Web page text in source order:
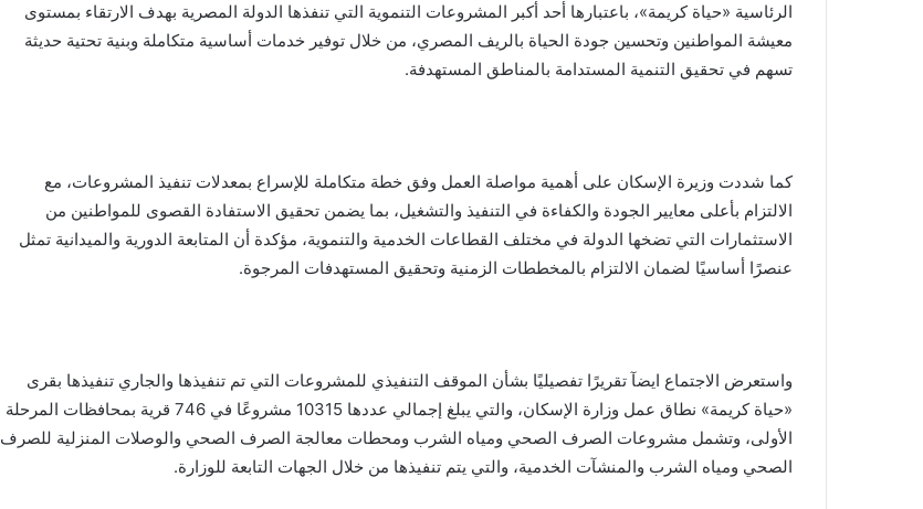
الرئاسية «حياة كريمة»، باعتبارها أحد أكبر المشروعات التنموية التي تنفذها الدولة المصرية بهدف الارتقاء بمستوى
معيشة المواطنين وتحسين جودة الحياة بالريف المصري، من خلال توفير خدمات أساسية متكاملة وبنية تحتية حديثة
تسهم في تحقيق التنمية المستدامة بالمناطق المستهدفة.
كما شددت وزيرة الإسكان على أهمية مواصلة العمل وفق خطة متكاملة للإسراع بمعدلات تنفيذ المشروعات، مع
الالتزام بأعلى معايير الجودة والكفاءة في التنفيذ والتشغيل، بما يضمن تحقيق الاستفادة القصوى للمواطنين من
الاستثمارات التي تضخها الدولة في مختلف القطاعات الخدمية والتنموية، مؤكدة أن المتابعة الدورية والميدانية تمثل
عنصرًا أساسيًا لضمان الالتزام بالمخططات الزمنية وتحقيق المستهدفات المرجوة.
واستعرض الاجتماع ايضآ تقريرًا تفصيليًا بشأن الموقف التنفيذي للمشروعات التي تم تنفيذها والجاري تنفيذها بقرى
«حياة كريمة» نطاق عمل وزارة الإسكان، والتي يبلغ إجمالي عددها 10315 مشروعًا في 746 قرية بمحافظات المرحلة
الأولى، وتشمل مشروعات الصرف الصحي ومياه الشرب ومحطات معالجة الصرف الصحي والوصلات المنزلية للصرف
الصحي ومياه الشرب والمنشآت الخدمية، والتي يتم تنفيذها من خلال الجهات التابعة للوزارة.